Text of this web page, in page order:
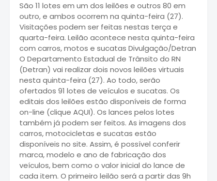
São 11 lotes em um dos leilões e outros 80 em
outro, e ambos ocorrem na quinta-feira (27).
Visitações podem ser feitas nestas terça e
quarta-feira. Leilão acontece nesta quinta-feira
com carros, motos e sucatas Divulgação/Detran
O Departamento Estadual de Trânsito do RN
(Detran) vai realizar dois novos leilões virtuais
nesta quinta-feira (27). Ao todo, serão
ofertados 91 lotes de veículos e sucatas. Os
editais dos leilões estão disponíveis de forma
on-line (clique AQUI). Os lances pelos lotes
também já podem ser feitos. As imagens dos
carros, motocicletas e sucatas estão
disponíveis no site. Assim, é possível conferir
marca, modelo e ano de fabricação dos
veículos, bem como o valor inicial do lance de
cada item. O primeiro leilão será a partir das 9h